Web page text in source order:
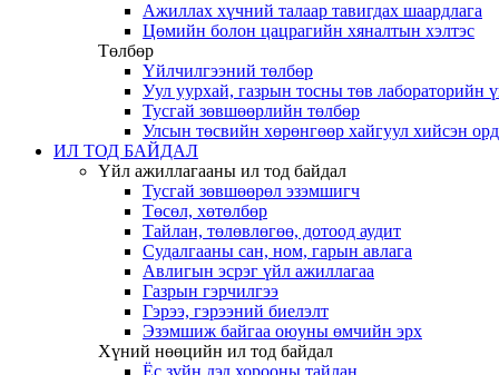
Ажиллах хүчний талаар тавигдах шаардлага
Цөмийн болон цацрагийн хяналтын хэлтэс
Төлбөр
Үйлчилгээний төлбөр
Уул уурхай, газрын тосны төв лабораторийн
Тусгай зөвшөөрлийн төлбөр
Улсын төсвийн хөрөнгөөр хайгуул хийсэн
ИЛ ТОД БАЙДАЛ
Үйл ажиллагааны ил тод байдал
Тусгай зөвшөөрөл эзэмшигч
Төсөл, хөтөлбөр
Тайлан, төлөвлөгөө, дотоод аудит
Судалгааны сан, ном, гарын авлага
Авлигын эсрэг үйл ажиллагаа
Газрын гэрчилгээ
Гэрээ, гэрээний биелэлт
Эзэмшиж байгаа оюуны өмчийн эрх
Хүний нөөцийн ил тод байдал
Ёс зүйн дэд хорооны тайлан